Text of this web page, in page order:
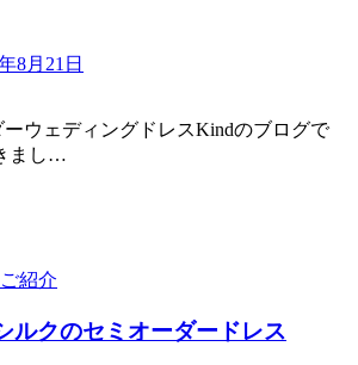
8月21日
ウェディングドレスKindのブログで
まし…
紹介
ルクのセミオーダードレス